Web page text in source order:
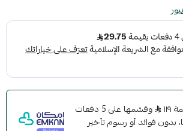
وقسّمها على 5 دفعات
بدون فوائد أو رسوم تأخير